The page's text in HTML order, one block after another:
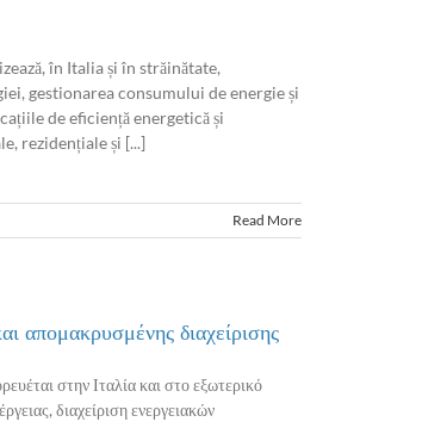
în Italia și în străinătate,
gestionarea consumului de energie și
de eficiență energetică și
rezidențiale și [...]
Read More
απομακρυσμένης διαχείρισης
στην Ιταλία και στο εξωτερικό
διαχείριση ενεργειακών